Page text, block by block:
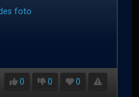
0 0 0